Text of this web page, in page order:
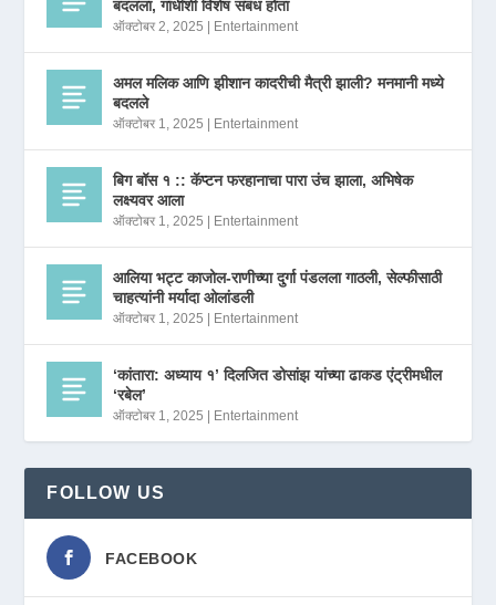
बदलला, गांधींशी विशेष संबंध होता
ऑक्टोबर 2, 2025 | Entertainment
अमल मलिक आणि झीशान कादरीची मैत्री झाली? मनमानी मध्ये
बदलले
ऑक्टोबर 1, 2025 | Entertainment
बिग बॉस १ :: कॅप्टन फरहानाचा पारा उंच झाला, अभिषेक
लक्ष्यवर आला
ऑक्टोबर 1, 2025 | Entertainment
आलिया भट्ट काजोल-राणीच्या दुर्गा पंडलला गाठली, सेल्फीसाठी
चाहत्यांनी मर्यादा ओलांडली
ऑक्टोबर 1, 2025 | Entertainment
‘कांतारा: अध्याय १’ दिलजित डोसांझ यांच्या ढाकड एंट्रीमधील
‘रबेल’
ऑक्टोबर 1, 2025 | Entertainment
FOLLOW US
FACEBOOK